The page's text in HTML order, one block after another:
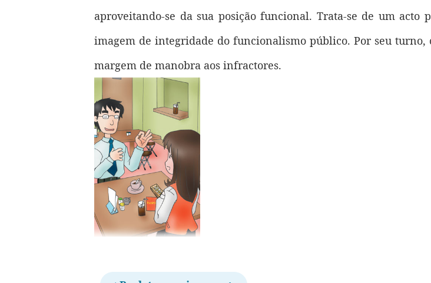
aproveitando-se da sua posição funcional. Trata-se de um acto
imagem de integridade do funcionalismo público. Por seu turno,
margem de manobra aos infractores.